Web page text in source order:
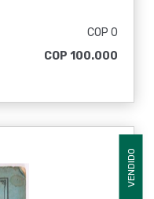
COP 0
COP 100.000
VENDIDO